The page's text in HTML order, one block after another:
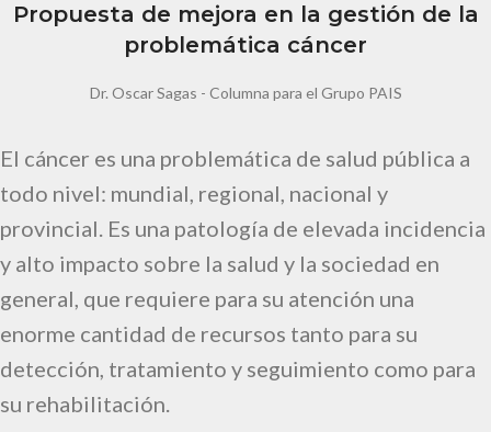
Propuesta de mejora en la gestión de la
problemática cáncer
Dr. Oscar Sagas - Columna para el Grupo PAIS
El cáncer es una problemática de salud pública a
todo nivel: mundial, regional, nacional y
provincial. Es una patología de elevada incidencia
y alto impacto sobre la salud y la sociedad en
general, que requiere para su atención una
enorme cantidad de recursos tanto para su
detección, tratamiento y seguimiento como para
su rehabilitación.